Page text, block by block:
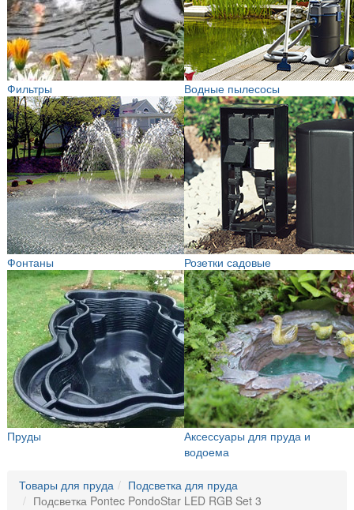
Фильтры Водные пылесосы
Фонтаны Розетки садовые
Пруды
Аксессуары для пруда и
водоема
Товары для пруда
Подсветка для пруда
Подсветка Pontec PondoStar LED RGB Set 3